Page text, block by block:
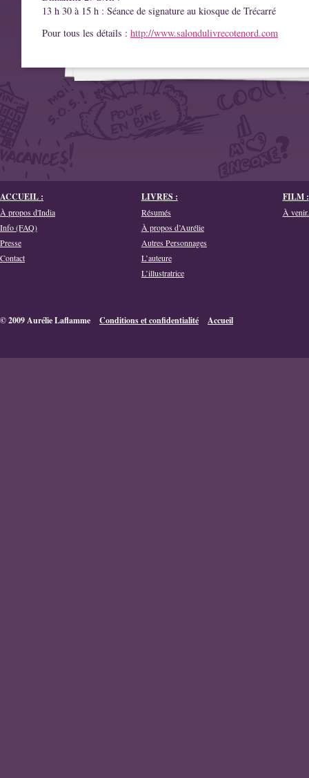
13 h 30 à 15 h : Séance de signature au kiosque de Trécarré
Pour tous les détails : http://www.salondulivrecotenord.com
ACCUEIL :
À propos d'India
Info (FAQ)
Presse
Contact
LIVRES :
Résumés
À propos d’Aurélie
Autres Personnages
L’auteure
L’illustratrice
FILM :
À
© 2009 Aurélie Laflamme Conditions et confidentialité Accueil